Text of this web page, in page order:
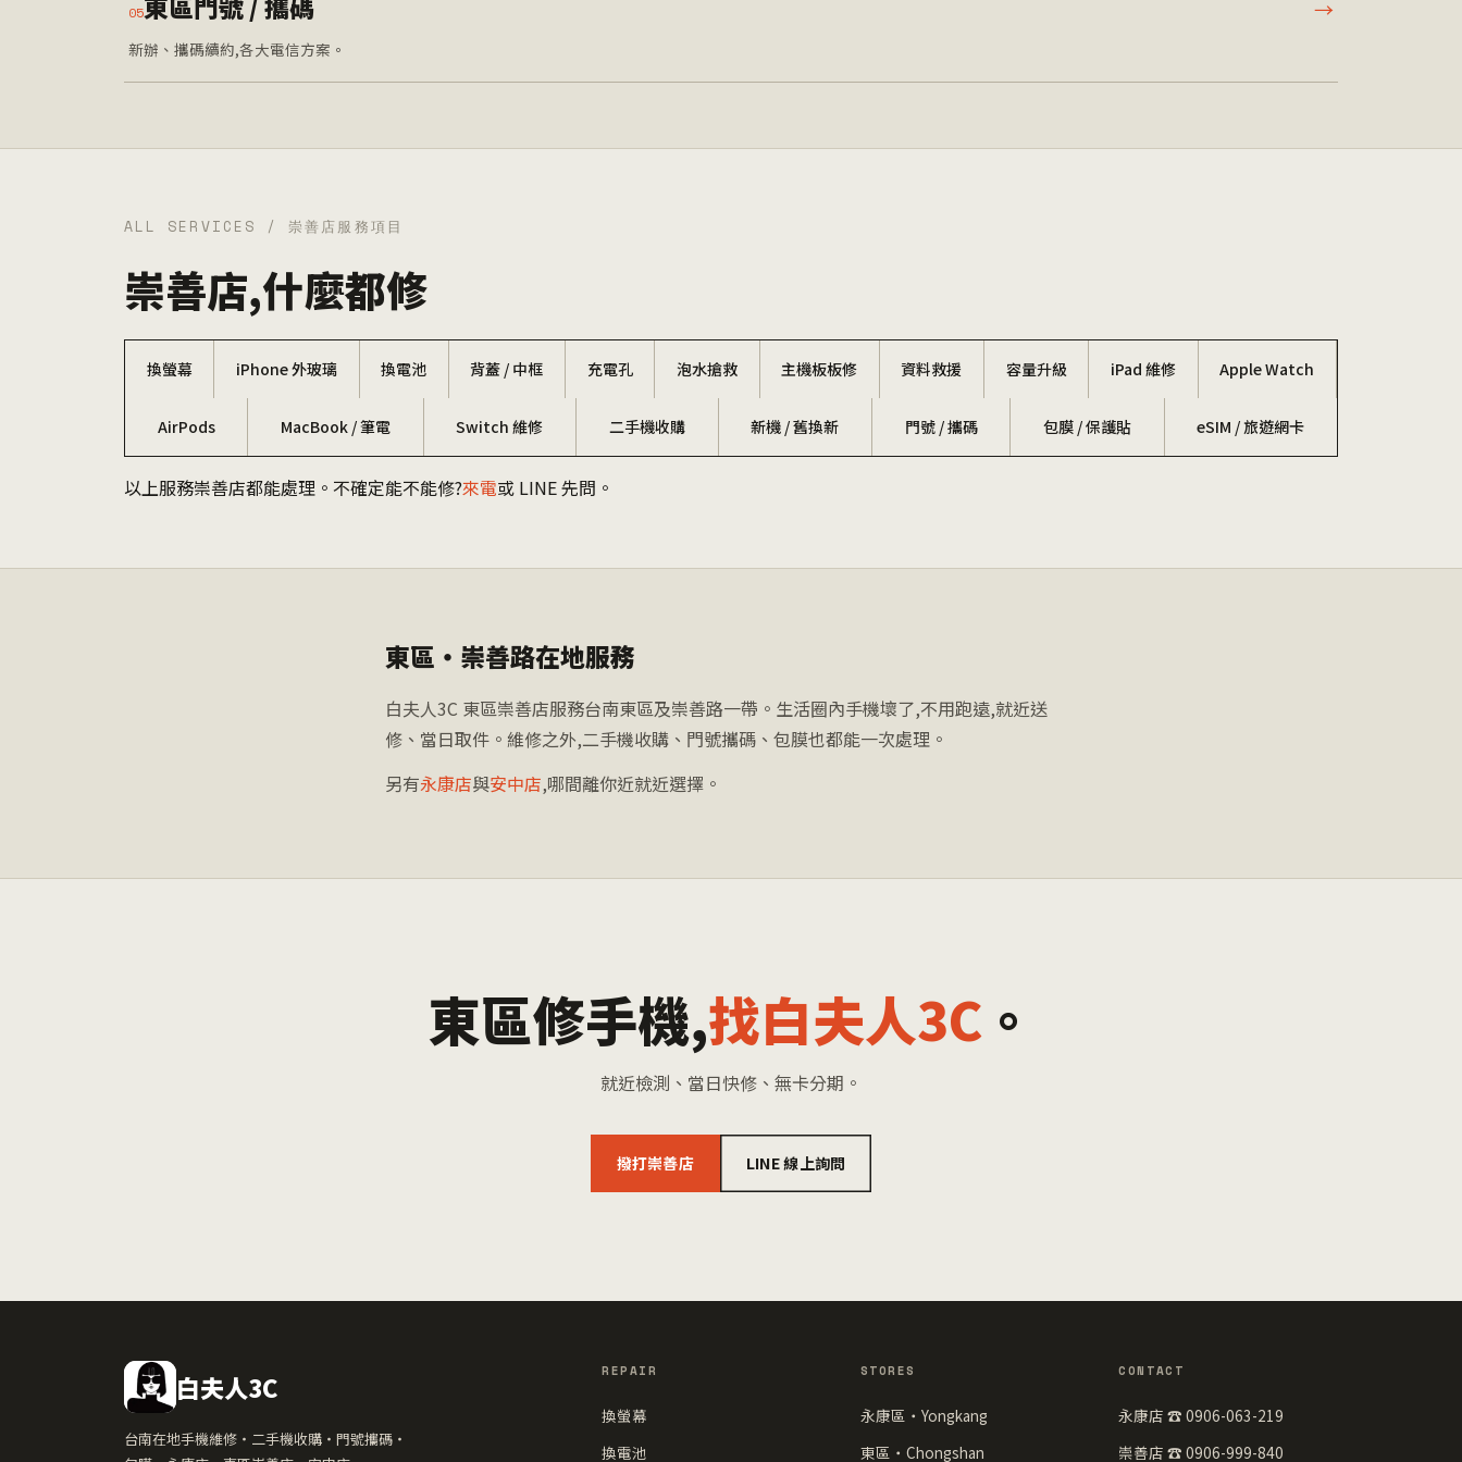
05 →
新辦、攜碼續約,各大電信方案。
ALL SERVICES / 崇善店服務項目
崇善店,什麼都修
換螢幕 iPhone 外玻璃 換電池 背蓋 / 中框 充電孔 泡水搶救 主機板板修 資料救援 容量升級 iPad 維修 Apple Watch
AirPods MacBook / 筆電 Switch 維修 二手機收購 新機 / 舊換新 門號 / 攜碼 包膜 / 保護貼 eSIM / 旅遊網卡
以上服務崇善店都能處理。不確定能不能修?來電或 LINE 先問。
東區・崇善路在地服務
白夫人3C 東區崇善店服務台南東區及崇善路一帶。生活圈內手機壞了,不用跑遠,就近送
修、當日取件。維修之外,二手機收購、門號攜碼、包膜也都能一次處理。
另有永康店與安中店,哪間離你近就近選擇。
東區修手機,找白夫人3C。
就近檢測、當日快修、無卡分期。
撥打崇善店 LINE 線上詢問
白夫人3C
台南在地手機維修・二手機收購・門號攜碼・
REPAIR
換螢幕
換電池
STORES
永康區・Yongkang
東區・Chongshan
CONTACT
永康店 ☎ 0906-063-219
崇善店 ☎ 0906-999-840